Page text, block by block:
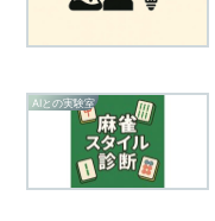
AIとの実験室